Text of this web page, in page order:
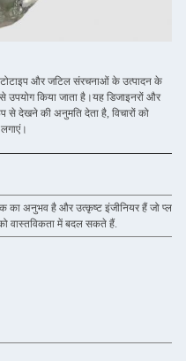
और जटिल संरचनाओं के उत्पादन के
उपयोग किया जाता है।यह डिजाइनरों और
से देखने की अनुमति देता है, विचारों को
का अनुभव है और उत्कृष्ट इंजीनियर हैं जो
वास्तविकता में बदल सकते हैं.